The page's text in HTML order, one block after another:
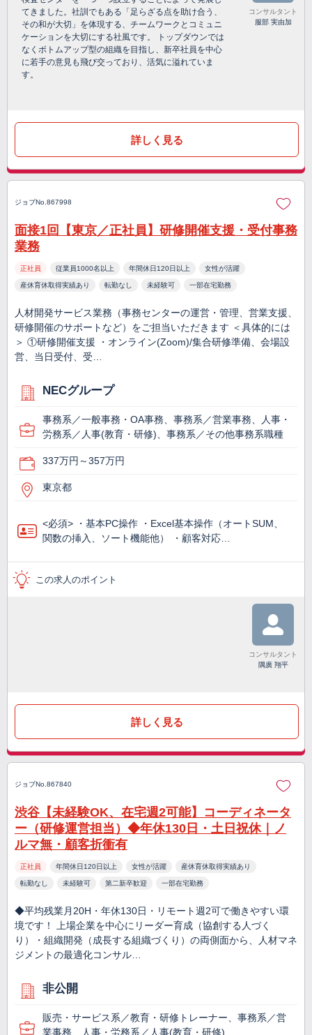
てきました。社訓でもある「足らざる点を助け合う、
その和が大切」を体現する、チームワークとコミュニ
ケーションを大切にする社風です。 トップダウンでは
なくボトムアップ型の組織を目指し、新卒社員を中心
に若手の意見も飛び交っており、活気に溢れていま
す。
コンサルタント
服部 実由加
詳しく見る
ジョブNo.867998
面接1回【東京／正社員】研修開催支援・受付事務
業務
正社員 従業員1000名以上 年間休日120日以上 女性が活躍
産休育休取得実績あり 転勤なし 未経験可 一部在宅勤務
人材開発サービス業務（事務センターの運営・管理、営業支援、
研修開催のサポートなど）をご担当いただきます ＜具体的には
＞ ①研修開催支援 ・オンライン(Zoom)/集合研修準備、会場設
営、当日受付、受…
NECグループ
事務系／一般事務・OA事務、事務系／営業事務、人事・
労務系／人事(教育・研修)、事務系／その他事務系職種
337万円～357万円
東京都
<必須> ・基本PC操作 ・Excel基本操作（オートSUM、
関数の挿入、ソート機能他） ・顧客対応…
この求人のポイント
コンサルタント
隅廣 翔平
詳しく見る
ジョブNo.867840
渋谷【未経験OK、在宅週2可能】コーディネータ
ー（研修運営担当）◆年休130日・土日祝休｜ノ
ルマ無・顧客折衝有
正社員 年間休日120日以上 女性が活躍 産休育休取得実績あり
転勤なし 未経験可 第二新卒歓迎 一部在宅勤務
◆平均残業月20H・年休130日・リモート週2可で働きやすい環
境です！ 上場企業を中心にリーダー育成（協創する人づく
り）・組織開発（成長する組織づくり）の両側面から、人材マネ
ジメントの最適化コンサル…
非公開
販売・サービス系／教育・研修トレーナー、事務系／営
業事務、人事・労務系／人事(教育・研修)